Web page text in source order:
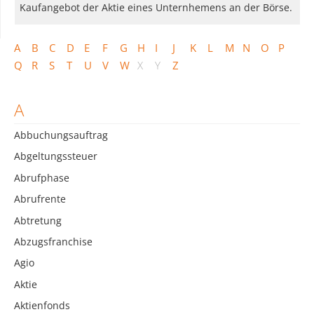
A B C D E F G H I J K L M N O
P
Q
R S T U V W X Y Z
A
Abbuchungsauftrag
Abgeltungssteuer
Abrufphase
Abrufrente
Abtretung
Abzugsfranchise
Agio
Aktie
Aktienfonds
Kaufangebot der Aktie eines Unternhemens an der Börse.